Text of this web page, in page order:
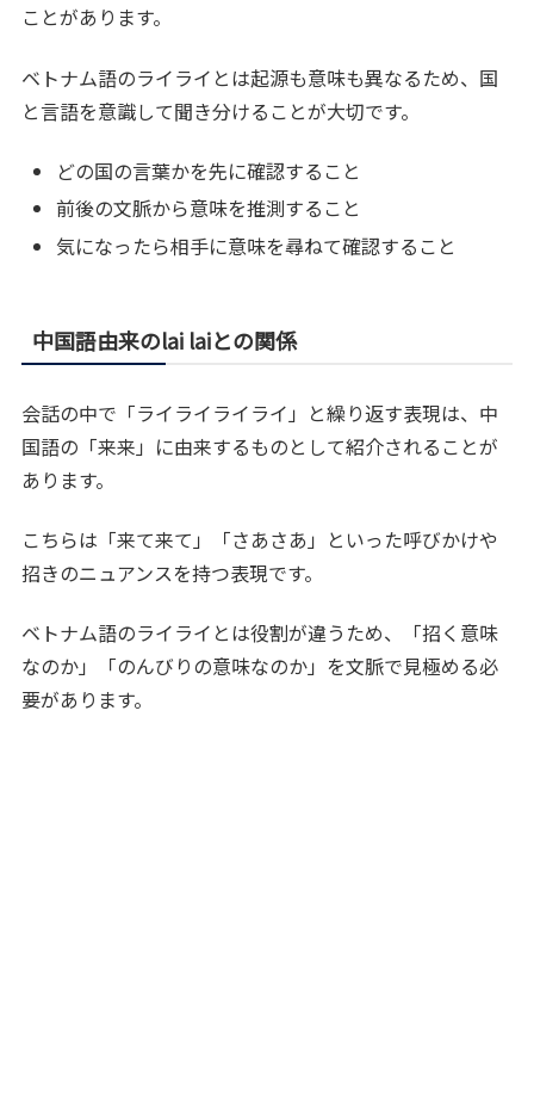
ことがあります。
ベトナム語のライライとは起源も意味も異なるため、国
と言語を意識して聞き分けることが大切です。
どの国の言葉かを先に確認すること
前後の文脈から意味を推測すること
気になったら相手に意味を尋ねて確認すること
中国語由来のlai laiとの関係
会話の中で「ライライライライ」と繰り返す表現は、中
国語の「来来」に由来するものとして紹介されることが
あります。
こちらは「来て来て」「さあさあ」といった呼びかけや
招きのニュアンスを持つ表現です。
ベトナム語のライライとは役割が違うため、「招く意味
なのか」「のんびりの意味なのか」を文脈で見極める必
要があります。